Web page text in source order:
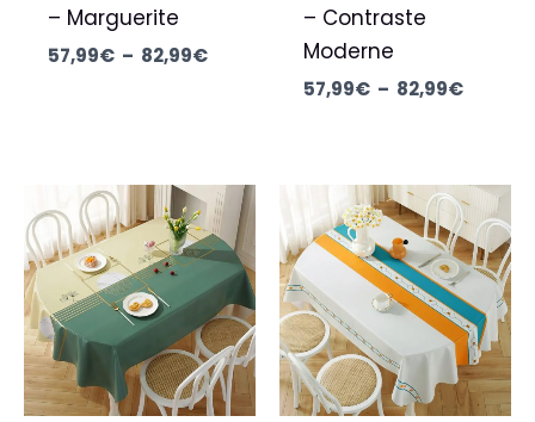
– Marguerite
57,99€ – 82,99€
– Contraste
Moderne
57,99€ – 82,99€
Plage
de
prix :
57,99€
à
82,99€
Plage
de
prix :
57,99€
à
82,99€